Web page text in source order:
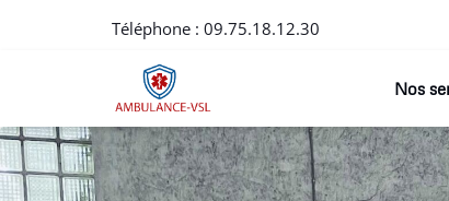
Téléphone : 09.75.18.12.30
Nos